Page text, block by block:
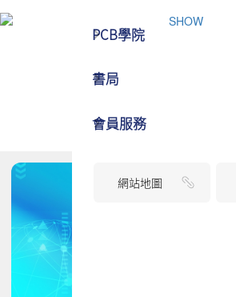
PCB學院
書局
會員服務
網站地圖